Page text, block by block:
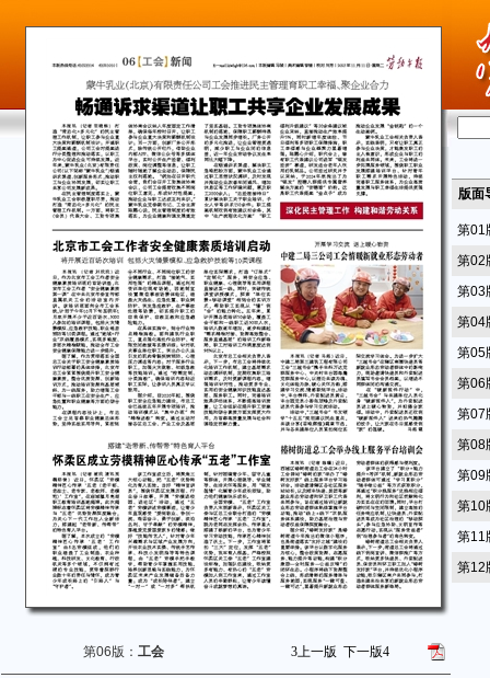
第06版： 工会 3上一版 下一版4
版面
第01
第02
第03
第04
第05
第06
第07
第08
第09
第10
第11
第12